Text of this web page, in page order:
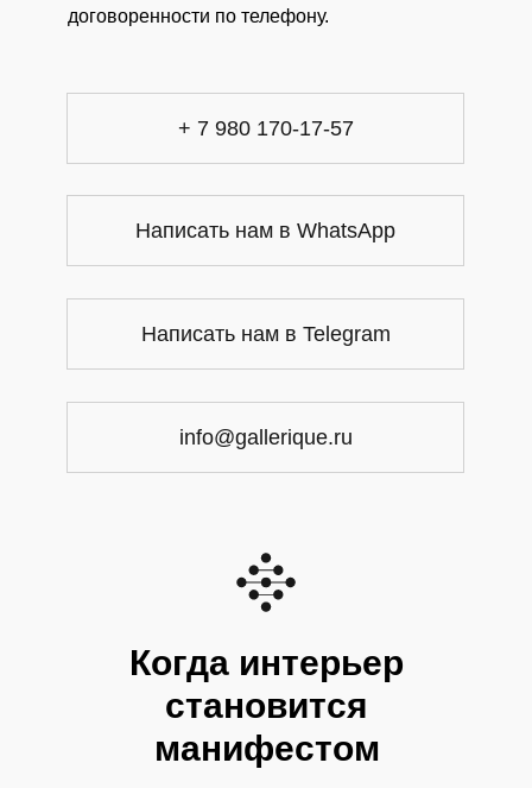
договоренности по телефону.
Когда интерьер
становится
манифестом
+ 7 980 170-17-57
Написать нам в WhatsApp
info@gallerique.ru
Написать нам в Telegram